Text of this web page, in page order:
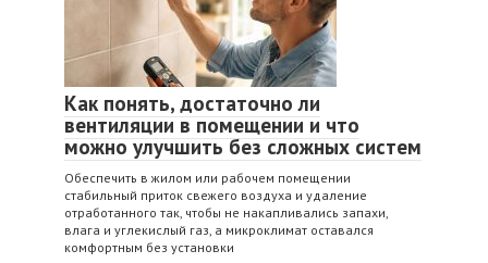
Как понять, достаточно ли
вентиляции в помещении и что
можно улучшить без сложных систем
Обеспечить в жилом или рабочем помещении
стабильный приток свежего воздуха и удаление
отработанного так, чтобы не накапливались запахи,
влага и углекислый газ, а микроклимат оставался
комфортным без установки